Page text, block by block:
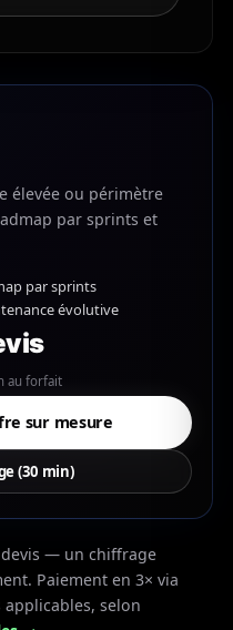
élevée ou périmètre
par sprints et
par sprints
évolutive
au forfait
sur mesure
(30 min)
devis — un chiffrage
Paiement en 3× via
selon